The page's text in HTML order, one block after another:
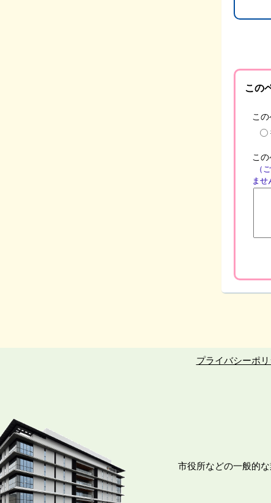
この
こ
こ
（
ま
プライバシーポ
市役所などの一般的